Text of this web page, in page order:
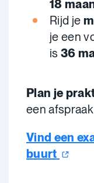
18
Rijd je
je een
is 36
Plan je
een
Vind een
buurt